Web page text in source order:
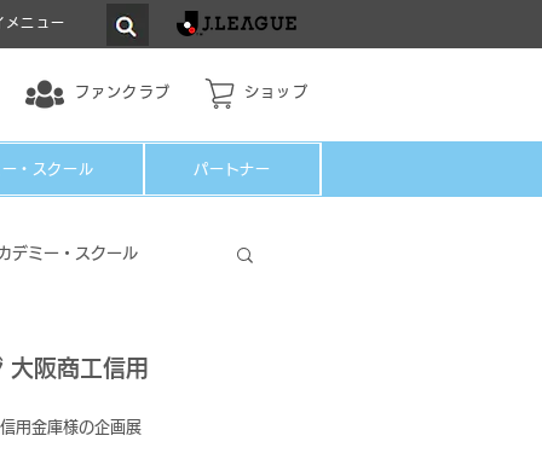
メニュー
ファンクラブ ショップ
・スクール パートナー
デミー・スクール
阪商工信用
用金庫様の企画展